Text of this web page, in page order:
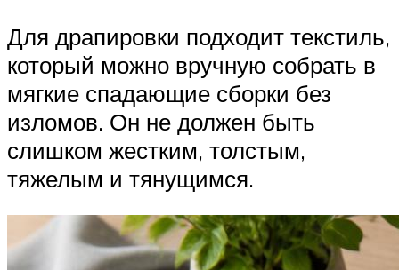
Для драпировки подходит текстиль,
который можно вручную собрать в
мягкие спадающие сборки без
изломов. Он не должен быть
слишком жестким, толстым,
тяжелым и тянущимся.